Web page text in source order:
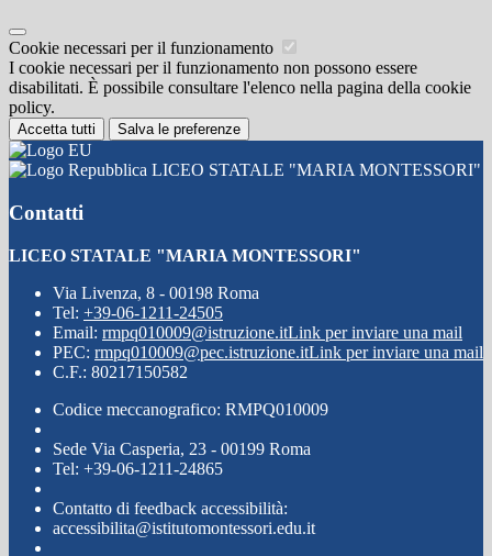
Cookie necessari per il funzionamento
I cookie necessari per il funzionamento non possono essere
disabilitati. È possibile consultare l'elenco nella pagina della cookie
policy.
Accetta tutti Salva le preferenze
LICEO STATALE "MARIA MONTESSORI"
Contatti
LICEO STATALE "MARIA MONTESSORI"
Via Livenza, 8 - 00198 Roma
Tel: +39-06-1211-24505
Email: rmpq010009@istruzione.itLink per inviare una mail
PEC: rmpq010009@pec.istruzione.itLink per inviare una mail
C.F.: 80217150582
Codice meccanografico: RMPQ010009
Sede Via Casperia, 23 - 00199 Roma
Tel: +39-06-1211-24865
Contatto di feedback accessibilità:
accessibilita@istitutomontessori.edu.it